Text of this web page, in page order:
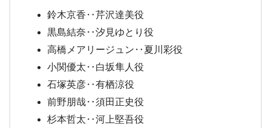
鈴木京香‥芹沢達美役
黒島結奈‥汐見ゆとり役
高橋メアリージュン‥夏川彩役
小関優太‥白坂隼人役
石塚英彦‥有栖涼役
前野朋哉‥須田正史役
杉本哲太‥河上堅吾役